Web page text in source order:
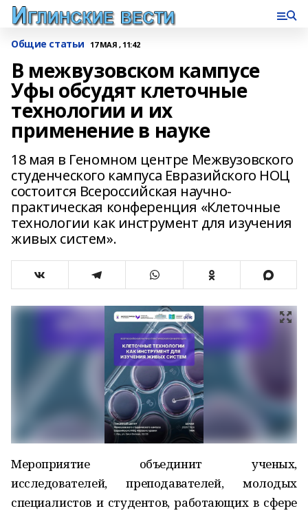
Общие статьи 17 МАЯ , 11:42
В межвузовском кампусе
Уфы обсудят клеточные
технологии и их
применение в науке
18 мая в Геномном центре Межвузовского
студенческого кампуса Евразийского НОЦ
состоится Всероссийская научно-
практическая конференция «Клеточные
технологии как инструмент для изучения
живых систем».
Мероприятие объединит ученых,
исследователей, преподавателей, молодых
специалистов и студентов, работающих в сфере